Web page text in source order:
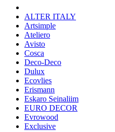
ALTER ITALY
Artsimple
Ateliero
Avisto
Cosca
Deco-Deco
Dulux
Ecovlies
Erismann
Eskaro Seinaliim
EURO DECOR
Evrowood
Exclusive